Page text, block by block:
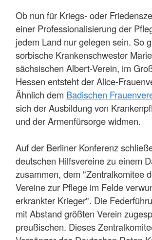
Ob nun für Kriegs- oder
einer Professionalisierung der
jedem Land nur gelegen sein. So
sorbische Krankenschwester
sächsischen Albert-Verein, im
Hessen entsteht der Alice-
Ähnlich dem Badischen
sich der Ausbildung von
und der Armenfürsorge widmen.
Auf der Berliner Konferenz
deutschen Hilfsvereine zu einem
zusammen, dem "Zentralkomitee
Vereine zur Pflege im Felde
erkrankter Krieger". Die
mit Abstand größten Verein
preußischen. Dieses